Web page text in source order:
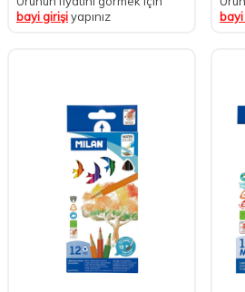
bayi girişiyapınız